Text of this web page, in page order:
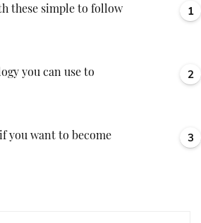
1
these simple to follow
2
you can use to
3
you want to become